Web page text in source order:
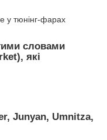
у тюнінг-фарах
словами
які
Junyan, Umnitza,